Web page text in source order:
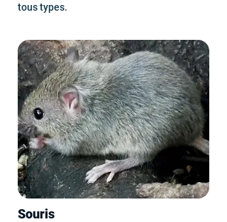
tous types.
Souris